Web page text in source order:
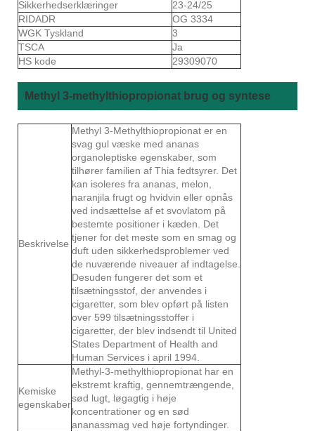
Sikkerhedserklæringer
23-24/25
RIDADR
OG 3334
WGK Tyskland
3
TSCA
Ja
HS kode
29309070
Methyl 3-methylthiopropionat brug og syntese
Beskrivelse
Methyl 3-Methylthiopropionat er en
svag gul væske med ananas
organoleptiske egenskaber, som
tilhører familien af ​​Thia fedtsyrer. Det
kan isoleres fra ananas, melon,
naranjila frugt og hvidvin eller opnås
ved indsættelse af et svovlatom på
bestemte positioner i kæden. Det
tjener for det meste som en smag og
duft uden sikkerhedsproblemer ved
de nuværende niveauer af indtagelse.
Desuden fungerer det som et
tilsætningsstof, der anvendes i
cigaretter, som blev opført på listen
over 599 tilsætningsstoffer i
cigaretter, der blev indsendt til United
States Department of Health and
Human Services i april 1994.
Kemiske
egenskaber
Methyl-3-methylthiopropionat har en
ekstremt kraftig, gennemtrængende,
sød lugt, løgagtig i høje
koncentrationer og en sød
ananassmag ved høje fortyndinger.